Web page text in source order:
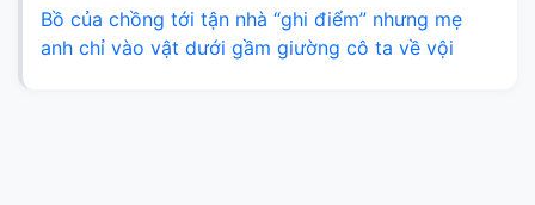
Bồ của chồng tới tận nhà “ghi điểm” nhưng mẹ
anh chỉ vào vật dưới gầm giường cô ta về vội